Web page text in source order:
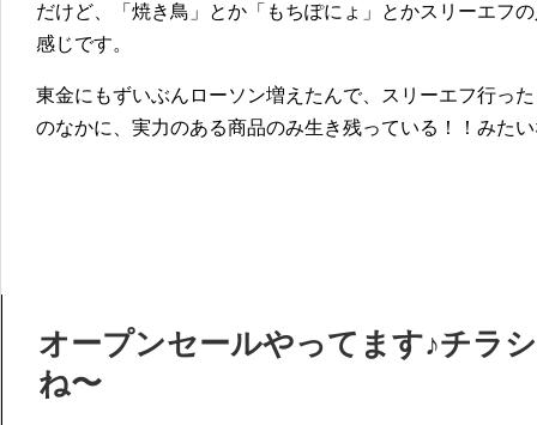
だけど、「焼き鳥」とか「もちぽにょ」とかスリーエフ
感じです。
東金にもずいぶんローソン増えたんで、スリーエフ行っ
のなかに、実力のある商品のみ生き残っている！！みた
オープンセールやってます♪チラ
ね〜